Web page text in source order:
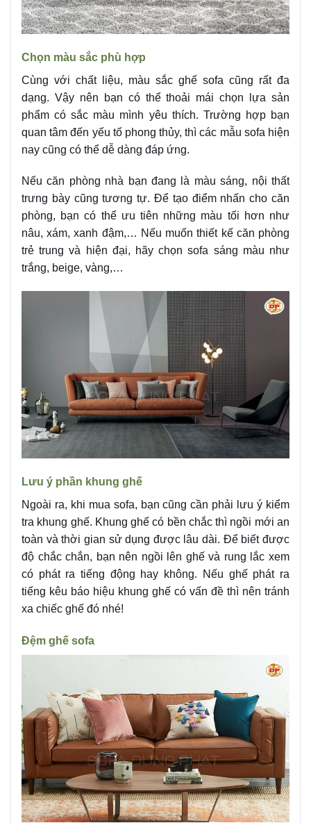
Chọn màu sắc phù hợp
Cùng với chất liệu, màu sắc ghế sofa cũng rất đa
dạng. Vậy nên bạn có thể thoải mái chọn lựa sản
phẩm có sắc màu mình yêu thích. Trường hợp bạn
quan tâm đến yếu tố phong thủy, thì các mẫu sofa hiện
nay cũng có thể dễ dàng đáp ứng.
Nếu căn phòng nhà bạn đang là màu sáng, nội thất
trưng bày cũng tương tự. Để tạo điểm nhấn cho căn
phòng, bạn có thể ưu tiên những màu tối hơn như
nâu, xám, xanh đậm,… Nếu muốn thiết kế căn phòng
trẻ trung và hiện đại, hãy chọn sofa sáng màu như
trắng, beige, vàng,…
Lưu ý phần khung ghế
Ngoài ra, khi mua sofa, bạn cũng cần phải lưu ý kiểm
tra khung ghế. Khung ghế có bền chắc thì ngồi mới an
toàn và thời gian sử dụng được lâu dài. Để biết được
độ chắc chắn, bạn nên ngồi lên ghế và rung lắc xem
có phát ra tiếng động hay không. Nếu ghế phát ra
tiếng kêu báo hiệu khung ghế có vấn đề thì nên tránh
xa chiếc ghế đó nhé!
Đệm ghế sofa